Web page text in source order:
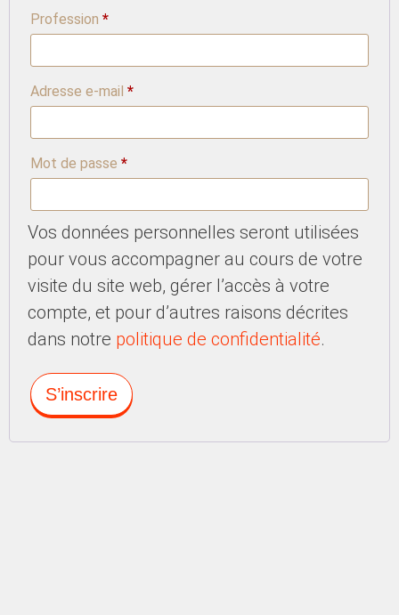
Profession *
Adresse e-mail *
Mot de passe *
Vos données personnelles seront utilisées
pour vous accompagner au cours de votre
visite du site web, gérer l’accès à votre
compte, et pour d’autres raisons décrites
dans notre politique de confidentialité.
S’inscrire